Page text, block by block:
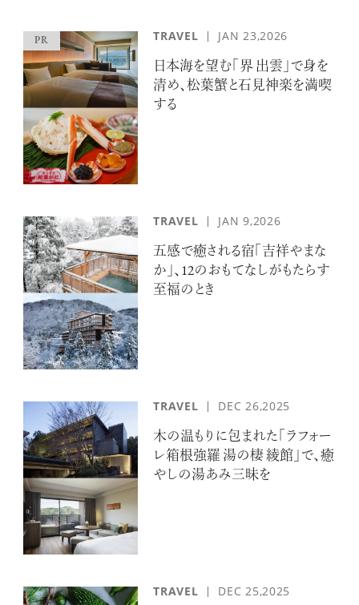
TRAVEL JAN 23,2026
日本海を望む「界 出雲」で身を
清め、松葉蟹と石見神楽を満喫
する
TRAVEL JAN 9,2026
五感で癒される宿「吉祥やまな
か」、12のおもてなしがもたらす
至福のとき
TRAVEL DEC 26,2025
木の温もりに包まれた「ラフォー
レ箱根強羅 湯の棲 綾館」で、癒
やしの湯あみ三昧を
TRAVEL DEC 25,2025